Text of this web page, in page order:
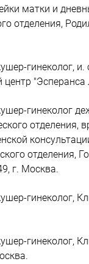
матки и
отделения,
гинеколог, и.
центр
гинеколог
отделения,
отделения,
г. Москва.
гинеколог,
гинеколог,